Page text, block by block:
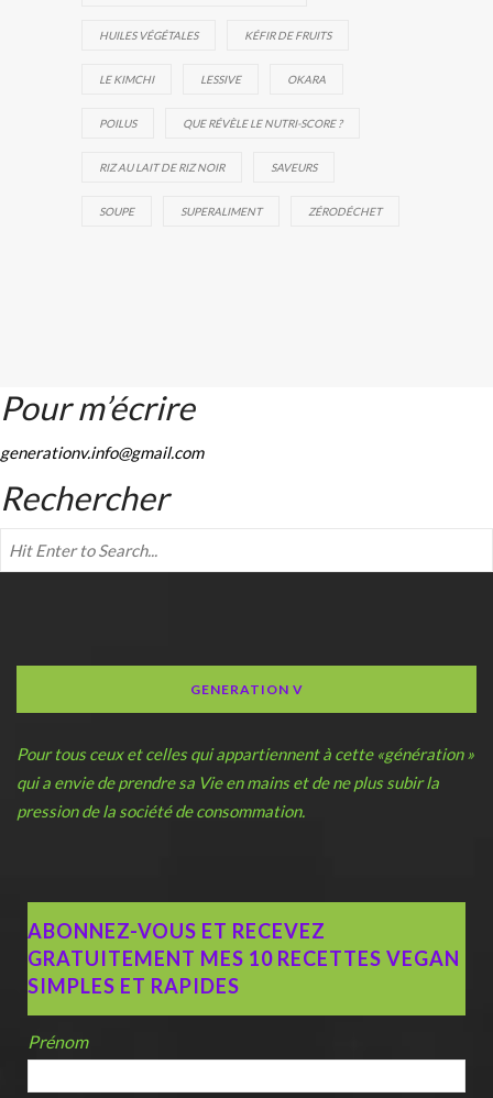
HUILES VÉGÉTALES KÉFIR DE FRUITS
LE KIMCHI LESSIVE OKARA
POILUS QUE RÉVÈLE LE NUTRI-SCORE ?
RIZ AU LAIT DE RIZ NOIR SAVEURS
SOUPE SUPERALIMENT ZÉRODÉCHET
Pour m’écrire
generationv.info@gmail.com
Rechercher
GENERATION V
Pour tous ceux et celles qui appartiennent à cette «génération »
qui a envie de prendre sa Vie en mains et de ne plus subir la
pression de la société de consommation.
ABONNEZ-VOUS ET RECEVEZ
GRATUITEMENT MES 10 RECETTES VEGAN
SIMPLES ET RAPIDES
Prénom